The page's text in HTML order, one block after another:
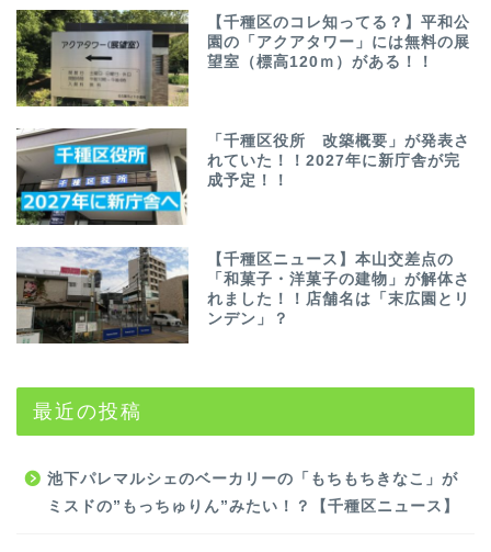
【千種区のコレ知ってる？】平和公
園の「アクアタワー」には無料の展
望室（標高120ｍ）がある！！
「千種区役所 改築概要」が発表さ
れていた！！2027年に新庁舎が完
成予定！！
【千種区ニュース】本山交差点の
「和菓子・洋菓子の建物」が解体さ
れました！！店舗名は「末広園とリ
ンデン」？
最近の投稿
池下パレマルシェのベーカリーの「もちもちきなこ」が
ミスドの”もっちゅりん”みたい！？【千種区ニュース】